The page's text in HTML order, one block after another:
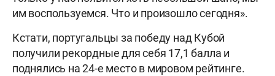
им воспользуемся. Что и произошло сегодня».
Кстати, португальцы за победу над Кубой
получили рекордные для себя 17,1 балла и
поднялись на 24-е место в мировом рейтинге.